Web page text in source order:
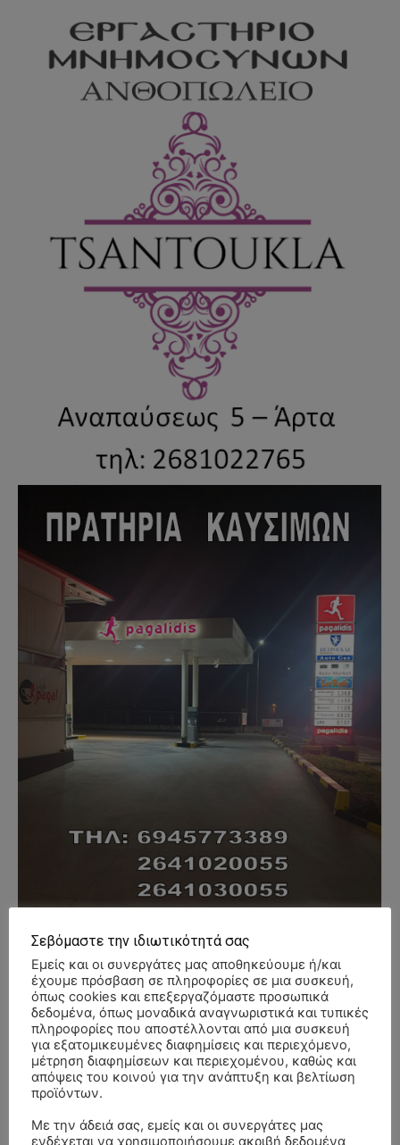
- Advertisment -
Σεβόμαστε την ιδιωτικότητά σας
Εμείς και οι συνεργάτες μας αποθηκεύουμε ή/και
έχουμε πρόσβαση σε πληροφορίες σε μια συσκευή,
όπως cookies και επεξεργαζόμαστε προσωπικά
δεδομένα, όπως μοναδικά αναγνωριστικά και τυπικές
πληροφορίες που αποστέλλονται από μια συσκευή
για εξατομικευμένες διαφημίσεις και περιεχόμενο,
μέτρηση διαφημίσεων και περιεχομένου, καθώς και
απόψεις του κοινού για την ανάπτυξη και βελτίωση
προϊόντων.
Με την άδειά σας, εμείς και οι συνεργάτες μας
ενδέχεται να χρησιμοποιήσουμε ακριβή δεδομένα